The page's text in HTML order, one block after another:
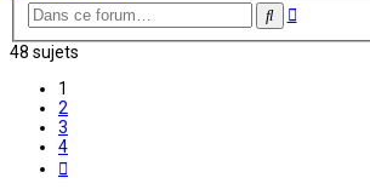
Rechercher
Recherche
48 sujets
1
2
3
4